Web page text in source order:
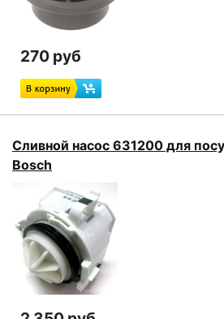
270 руб
Сливной насос 631200 для
Bosch